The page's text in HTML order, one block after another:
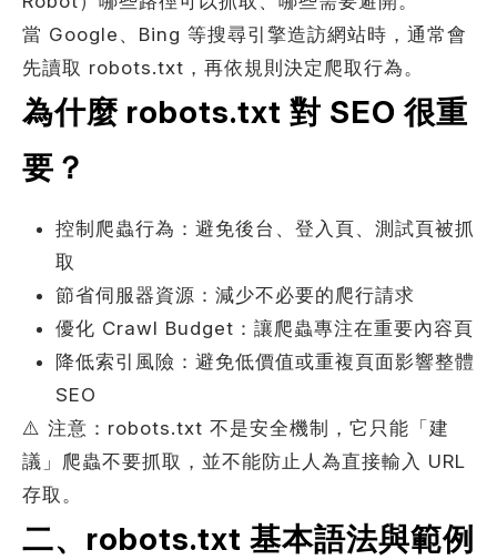
當 Google、Bing 等搜尋引擎造訪網站時，通常會
先讀取 robots.txt，再依規則決定爬取行為。
為什麼 robots.txt 對 SEO 很重
要？
控制爬蟲行為：避免後台、登入頁、測試頁被抓
取
節省伺服器資源：減少不必要的爬行請求
優化 Crawl Budget：讓爬蟲專注在重要內容頁
降低索引風險：避免低價值或重複頁面影響整體
SEO
⚠️ 注意：robots.txt 不是安全機制，它只能「建
議」爬蟲不要抓取，並不能防止人為直接輸入 URL
存取。
二、robots.txt 基本語法與範例